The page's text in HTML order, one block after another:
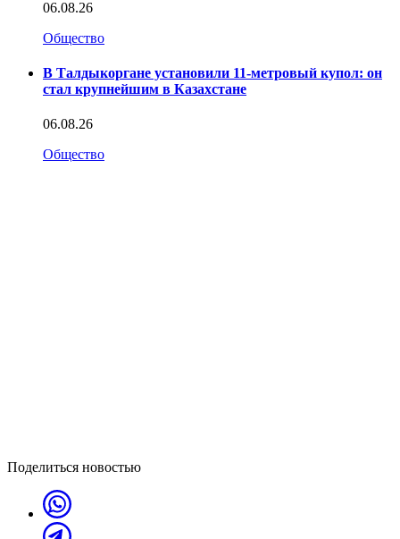
06.08.26
Общество
В Талдыкоргане установили 11-метровый купол: он
стал крупнейшим в Казахстане
06.08.26
Общество
Поделиться новостью